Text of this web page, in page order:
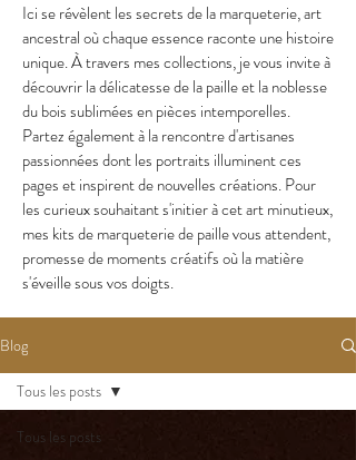
Ici se révèlent les secrets de la marqueterie, art
ancestral où chaque essence raconte une histoire
unique. À travers mes collections, je vous invite à
découvrir la délicatesse de la paille et la noblesse
du bois sublimées en pièces intemporelles.
Partez également à la rencontre d'artisanes
passionnées dont les portraits illuminent ces
pages et inspirent de nouvelles créations. Pour
les curieux souhaitant s'initier à cet art minutieux,
mes kits de marqueterie de paille vous attendent,
promesse de moments créatifs où la matière
s'éveille sous vos doigts.
Blog
Tous les posts
Tous les posts